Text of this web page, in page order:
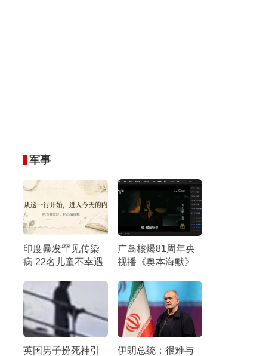
军事
印度暴发罕见传染
病 22名儿童不幸遇
广岛核爆81周年央
视播《奥本海默》
命
英国男子扮死神引
伊朗总统：很难与